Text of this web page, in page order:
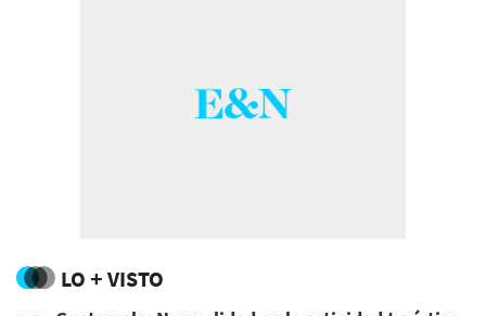
LO + VISTO